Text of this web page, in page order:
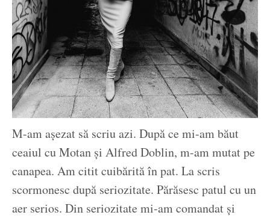
M-am așezat să scriu azi. După ce mi-am băut
ceaiul cu Motan și Alfred Doblin, m-am mutat pe
canapea. Am citit cuibărită în pat. La scris
scormonesc după seriozitate. Părăsesc patul cu un
aer serios. Din seriozitate mi-am comandat și